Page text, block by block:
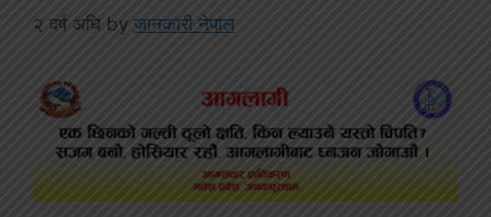
२ वर्ष अघि by जानकारी नेपाल